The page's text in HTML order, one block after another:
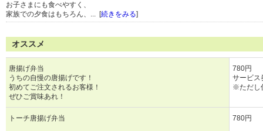
お子さまにも食べやすく、
家族での夕食はもちろん、... [続きをみる]
オススメ
唐揚げ弁当
うちの自慢の唐揚げです！
初めてご注文されるお客様！
ぜひご賞味あれ！
780円
サービス
※ただし
トーチ唐揚げ弁当 780円